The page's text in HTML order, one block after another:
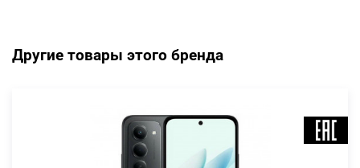
Другие товары этого бренда